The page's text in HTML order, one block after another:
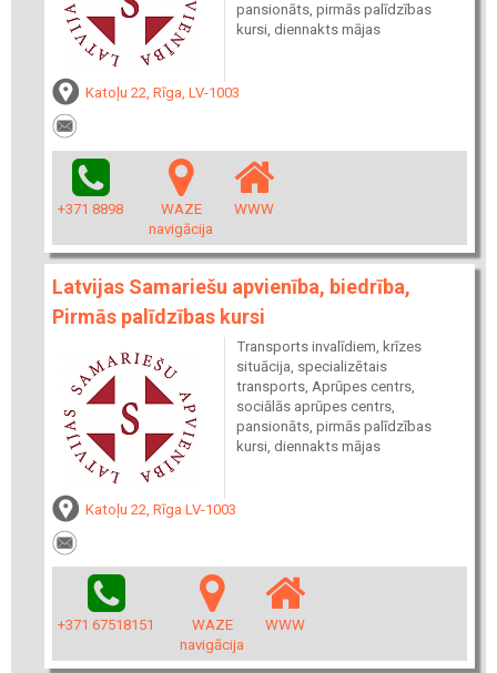
pansionāts, pirmās palīdzības
kursi, diennakts mājas
Katoļu 22, Rīga, LV-1003
+371 8898
WAZE
navigācija
WWW
Latvijas Samariešu apvienība, biedrība,
Pirmās palīdzības kursi
Transports invalīdiem, krīzes
situācija, specializētais
transports, Aprūpes centrs,
sociālās aprūpes centrs,
pansionāts, pirmās palīdzības
kursi, diennakts mājas
Katoļu 22, Rīga LV-1003
+371 67518151
WAZE
navigācija
WWW